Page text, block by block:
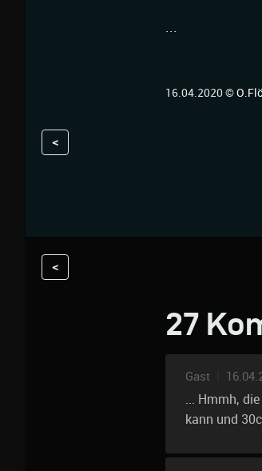
16.04.2020 ©
<
<
27
Gast
... Hmmh,
kann und